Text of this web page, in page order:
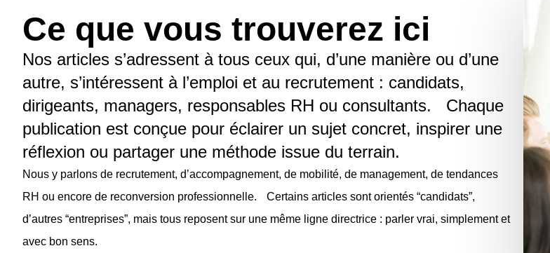
Ce que vous trouverez ici
Nos articles s’adressent à tous ceux qui, d’une manière ou d’une
autre, s’intéressent à l’emploi et au recrutement : candidats,
dirigeants, managers, responsables RH ou consultants. Chaque
publication est conçue pour éclairer un sujet concret, inspirer une
réflexion ou partager une méthode issue du terrain.
Nous y parlons de recrutement, d’accompagnement, de mobilité, de management, de tendances
RH ou encore de reconversion professionnelle. Certains articles sont orientés “candidats”,
d’autres “entreprises”, mais tous reposent sur une même ligne directrice : parler vrai, simplement et
avec bon sens.